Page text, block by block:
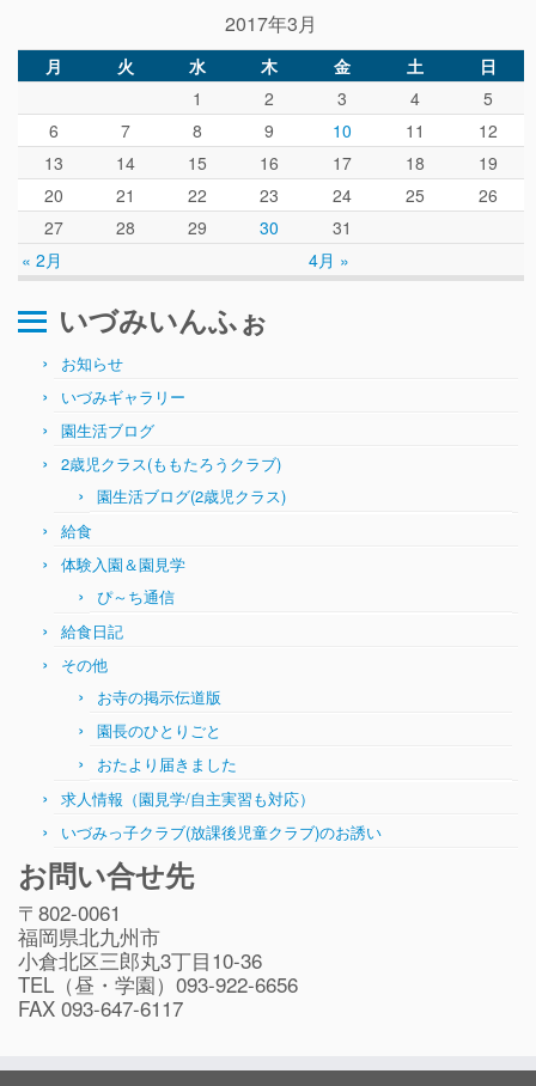
2017年3月
月 火 水 木 金 土 日
« 2月 4月 »
1 2 3 4
5
6
7 8 9 10 11
12
13
14 15 16 17 18
19
20
21 22 23 24 25
26
27
28 29 30 31
いづみいんふぉ
お知らせ
いづみギャラリー
園生活ブログ
2歳児クラス(ももたろうクラブ)
園生活ブログ(2歳児クラス)
給食
体験入園＆園見学
ぴ～ち通信
給食日記
その他
お寺の掲示伝道版
園長のひとりごと
おたより届きました
求人情報（園見学/自主実習も対応）
いづみっ子クラブ(放課後児童クラブ)のお誘い
お問い合せ先
〒802-0061
福岡県北九州市
小倉北区三郎丸3丁目10-36
TEL（昼・学園）093-922-6656
FAX 093-647-6117